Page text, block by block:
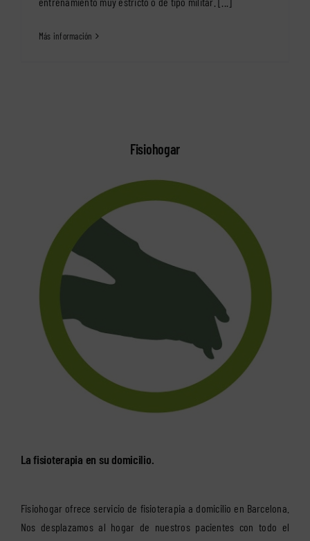
Más información
Fisiohogar
La fisioterapia en su domicilio.
Fisiohogar ofrece servicio de fisioterapia a domicilio en Barcelona.
Nos desplazamos al hogar de nuestros pacientes con todo el